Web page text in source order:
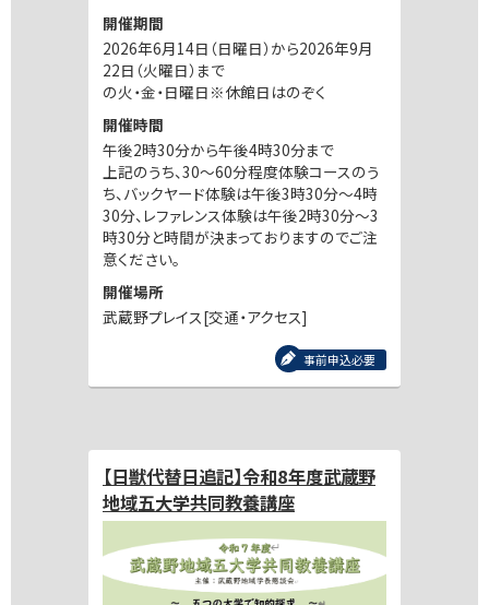
開催期間
2026年6月14日（日曜日）から2026年9月
22日（火曜日）まで
の火・金・日曜日※休館日はのぞく
開催時間
午後2時30分から午後4時30分まで
上記のうち、30～60分程度体験コースのう
ち、バックヤード体験は午後3時30分～4時
30分、レファレンス体験は午後2時30分～3
時30分と時間が決まっておりますのでご注
意ください。
開催場所
武蔵野プレイス[交通・アクセス]
事前申込必要
【日獣代替日追記】令和8年度武蔵野
地域五大学共同教養講座